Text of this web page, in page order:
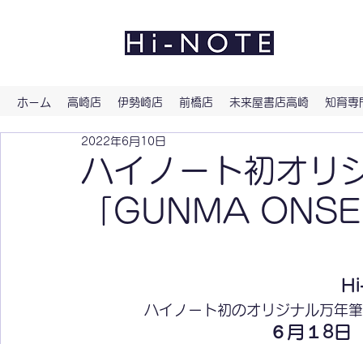
ホーム 高崎店 伊勢崎店 前橋店 未来屋書店高崎 知育
ハイノート初オリ
「GUNMA
2022年6月10日
ハイノート初のオリジナル万年
６月１8日